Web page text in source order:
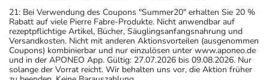
21: Bei Verwendung des Coupons "Summer20" erhalten Sie 20 %
Rabatt auf viele Pierre Fabre-Produkte. Nicht anwendbar auf
rezeptpflichtige Artikel, Bücher, Säuglingsanfangsnahrung und
Versandkosten. Nicht mit anderen Aktionsvorteilen (ausgenommen
Coupons) kombinierbar und nur einzulösen unter www.aponeo.de
und in der APONEO App. Gültig: 27.07.2026 bis 09.08.2026. Nur
solange der Vorrat reicht. Wir behalten uns vor, die Aktion früher